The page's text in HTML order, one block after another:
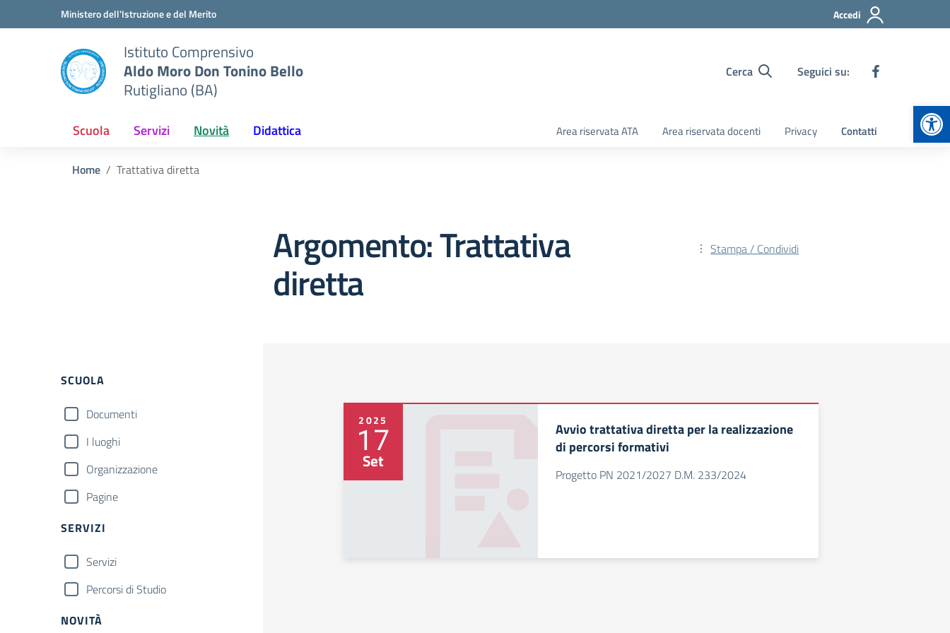
Vai ai contenuti
Vai al menu di navigazioneMinistero dell'Istruzione e del Merito Accedi
Istituto Comprensivo
Aldo Moro Don Tonino Bello
Rutigliano (BA)
Cerca Seguici su:
Scuola Servizi Novità Didattica Area riservata ATA Area riservata docenti Privacy Contatti
Home Trattativa diretta
Argomento: Trattativa
diretta
Stampa / Condividi
Filtri
SCUOLA
Documenti
I luoghi
Organizzazione
Pagine
SERVIZI
Servizi
Percorsi di Studio
NOVITÀ
2025
17
Set
Avvio trattativa diretta per la realizzazione
di percorsi formativi
Progetto PN 2021/2027 D.M. 233/2024